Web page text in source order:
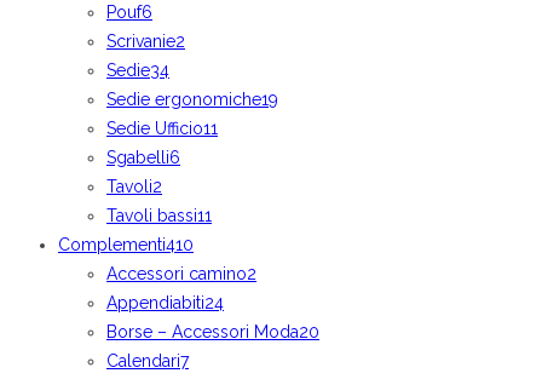
Pouf6
Scrivanie2
Sedie34
Sedie ergonomiche19
Sedie Ufficio11
Sgabelli6
Tavoli2
Tavoli bassi11
Complementi410
Accessori camino2
Appendiabiti24
Borse – Accessori Moda20
Calendari7